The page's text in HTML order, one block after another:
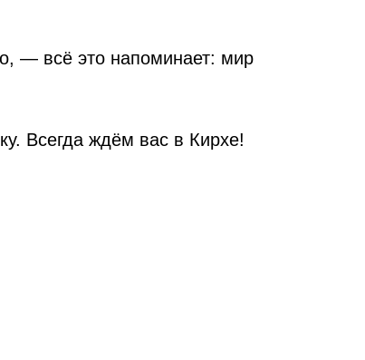
— всё это напоминает: мир
Всегда ждём вас в Кирхе!